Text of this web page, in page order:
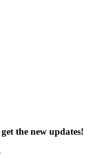
the new updates!